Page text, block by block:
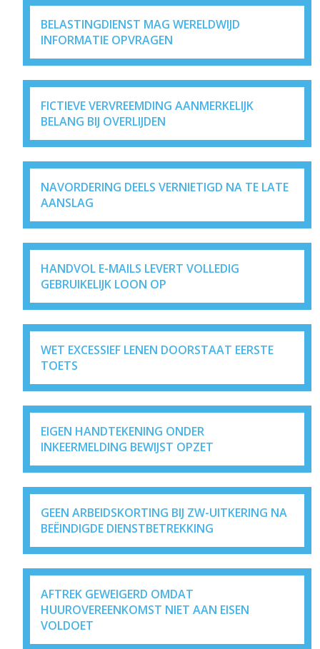
BELASTINGDIENST MAG WERELDWIJD
INFORMATIE OPVRAGEN
FICTIEVE VERVREEMDING AANMERKELIJK
BELANG BIJ OVERLIJDEN
NAVORDERING DEELS VERNIETIGD NA TE LATE
AANSLAG
HANDVOL E-MAILS LEVERT VOLLEDIG
GEBRUIKELIJK LOON OP
WET EXCESSIEF LENEN DOORSTAAT EERSTE
TOETS
EIGEN HANDTEKENING ONDER
INKEERMELDING BEWIJST OPZET
GEEN ARBEIDSKORTING BIJ ZW-UITKERING NA
BEËINDIGDE DIENSTBETREKKING
AFTREK GEWEIGERD OMDAT
HUUROVEREENKOMST NIET AAN EISEN
VOLDOET